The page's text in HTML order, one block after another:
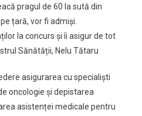
pragul de 60 la sută din
țară, vor fi admiși.
la concurs și îi asigur de tot
Sănătății, Nelu Tătaru
asigurarea cu specialiști
oncologie și depistarea
asistenței medicale pentru